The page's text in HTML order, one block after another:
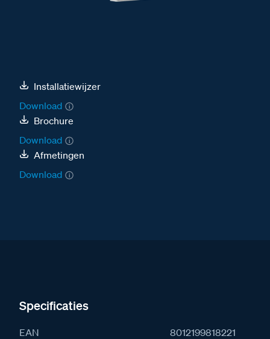
Installatiewijzer
Download
Brochure
Download
Afmetingen
Download
Specificaties
EAN
8012199818221